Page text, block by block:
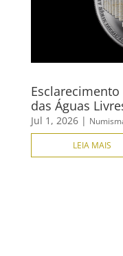
das Águas
Jul 1, 2026|
LEIA MAIS